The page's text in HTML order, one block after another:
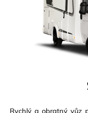
Rychlý a obratný vůz